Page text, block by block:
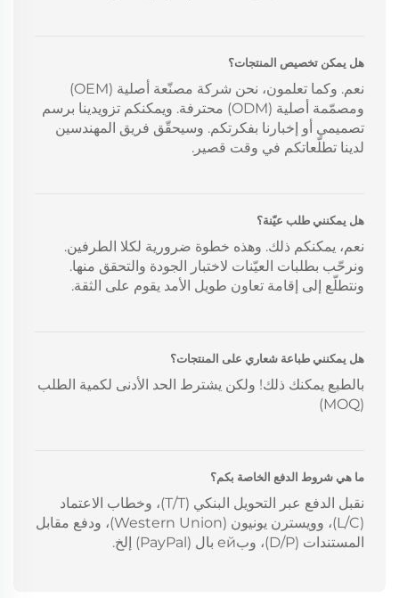
هل يمكن تخصيص المنتجات؟
نعم. وكما تعلمون، نحن شركة مصنّعة أصلية (OEM)
ومصمّمة أصلية (ODM) محترفة. ويمكنكم تزويدينا برسم
تصميمي أو إخبارنا بفكرتكم. وسيحقّق فريق المهندسين
لدينا تطلّعاتكم في وقت قصير.
هل يمكنني طلب عيّنة؟
نعم، يمكنكم ذلك. وهذه خطوة ضرورية لكلا الطرفين.
ونرحّب بطلبات العيّنات لاختبار الجودة والتحقق منها.
ونتطلّع إلى إقامة تعاون طويل الأمد يقوم على الثقة.
هل يمكنني طباعة شعاري على المنتجات؟
بالطبع يمكنك ذلك! ولكن يشترط الحد الأدنى لكمية الطلب
(MOQ)
ما هي شروط الدفع الخاصة بكم؟
نقبل الدفع عبر التحويل البنكي (T/T)، وخطاب الاعتماد
(L/C)، وويسترن يونيون (Western Union)، ودفع مقابل
المستندات (D/P)، وبей بال (PayPal) إلخ.